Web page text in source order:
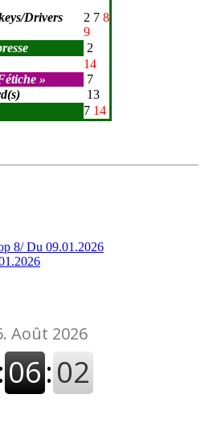
Drivers 2 7 8
9
2
14
»
7
13
7 14
8/ Du 09.01.2026